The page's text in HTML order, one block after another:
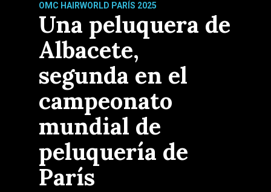
OMC HAIRWORLD PARÍS 2025
Una peluquera de
Albacete,
segunda en el
campeonato
mundial de
peluquería de
París